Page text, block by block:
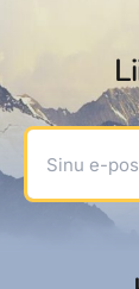
Sinu e-post